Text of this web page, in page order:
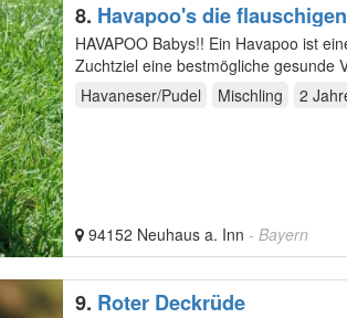
8. Havapoo's die
HAVAPOO Babys!! Ein Havapoo ist eine Hybridzucht zwischen Havaneser und Pudel , mit dem
Zuchtziel eine bestmögliche gesunde
Größenmäßig…
Havaneser/Pudel Mischling 2
94152 Neuhaus a. Inn - Bayern
9. Roter Deckrüde